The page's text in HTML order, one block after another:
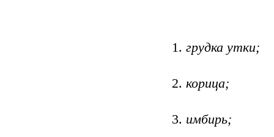
грудка утки;
корица;
имбирь;